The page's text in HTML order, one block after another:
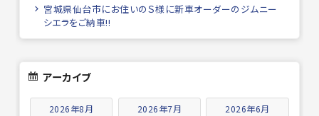
宮城県仙台市にお住いのＳ様に新車オーダーのジムニー
シエラをご納車!!
アーカイブ
2026年8月 2026年7月 2026年6月